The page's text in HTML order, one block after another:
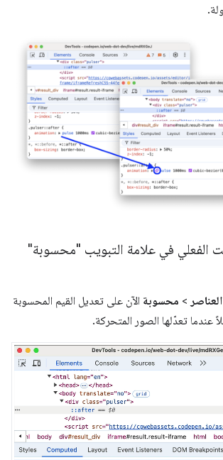
الفعلي في علامة التبويب "محسوبة"
العناصر > محسوبة الآن على تعديل القيم المحسوبة
عندما تعدّلها الصور المتحركة.